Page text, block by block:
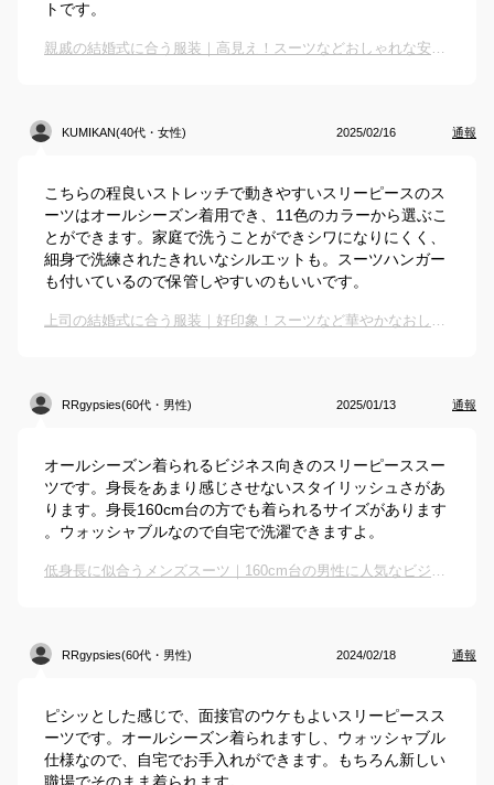
トです。
親戚の結婚式に合う服装｜高見え！スーツなどおしゃれな安いファッションアイテムのおすすめは？
KUMIKAN(40代・女性) 2025/02/16 通報
こちらの程良いストレッチで動きやすいスリーピースのス
ーツはオールシーズン着用でき、11色のカラーから選ぶこ
とができます。家庭で洗うことができシワになりにくく、
細身で洗練されたきれいなシルエットも。スーツハンガー
も付いているので保管しやすいのもいいです。
上司の結婚式に合う服装｜好印象！スーツなど華やかなおしゃれ服のおすすめは？
RRgypsies(60代・男性) 2025/01/13 通報
オールシーズン着られるビジネス向きのスリーピーススー
ツです。身長をあまり感じさせないスタイリッシュさがあ
ります。身長160cm台の方でも着られるサイズがあります
。ウォッシャブルなので自宅で洗濯できますよ。
低身長に似合うメンズスーツ｜160cm台の男性に人気なビジネスウェアのおすすめは？
RRgypsies(60代・男性) 2024/02/18 通報
ピシッとした感じで、面接官のウケもよいスリーピースス
ーツです。オールシーズン着られますし、ウォッシャブル
仕様なので、自宅でお手入れができます。もちろん新しい